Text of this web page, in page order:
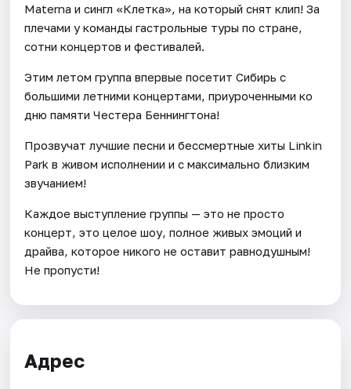
Materna и сингл «Клетка», на который снят клип! За
плечами у команды гастрольные туры по стране,
сотни концертов и фестивалей.
Этим летом группа впервые посетит Сибирь с
большими летними концертами, приуроченными ко
дню памяти Честера Беннингтона!
Прозвучат лучшие песни и бессмертные хиты Linkin
Park в живом исполнении и с максимально близким
звучанием!
Каждое выступление группы — это не просто
концерт, это целое шоу, полное живых эмоций и
драйва, которое никого не оставит равнодушным!
Не пропусти!
Адрес